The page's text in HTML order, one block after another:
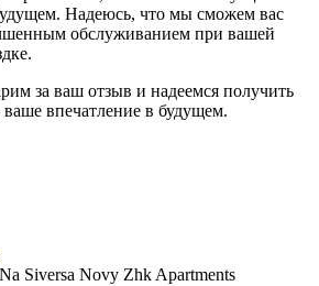
Надеюсь, что мы сможем вас
обслуживанием при вашей
за ваш отзыв и надеемся получить
впечатление в будущем.
Siversa Novy Zhk Apartments